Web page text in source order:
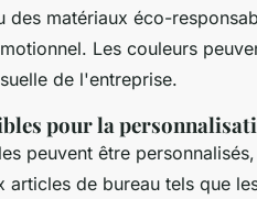
des matériaux éco-
Les couleurs
de l'entreprise.
pour la
peuvent être
articles de bureau tels que